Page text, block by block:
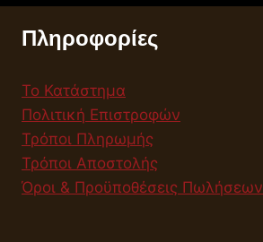
Πληροφορίες
Το Κατάστημα
Πολιτική Επιστροφών
Τρόποι Πληρωμής
Τρόποι Αποστολής
Όροι & Προϋποθέσεις Πωλήσεων